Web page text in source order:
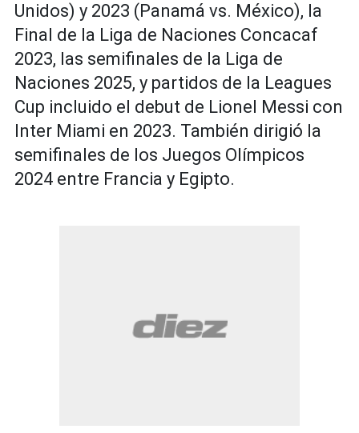
Unidos) y 2023 (Panamá vs. México), la
Final de la Liga de Naciones Concacaf
2023, las semifinales de la Liga de
Naciones 2025, y partidos de la Leagues
Cup incluido el debut de Lionel Messi con
Inter Miami en 2023. También dirigió la
semifinales de los Juegos Olímpicos
2024 entre Francia y Egipto.